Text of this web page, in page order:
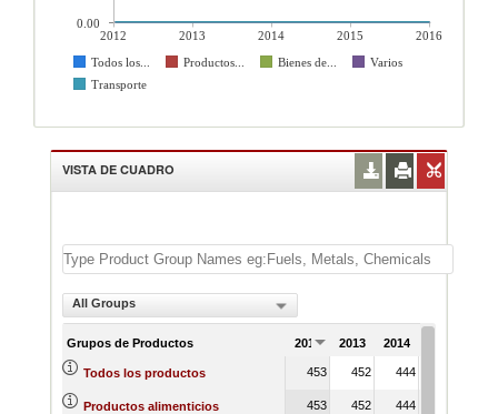
2012 2013 2014 2015
2016
Todos los...
Productos... Bienes de...
Varios
Transporte
0.00
VISTA DE CUADRO
All Groups
Grupos de Productos 2012 2013 2014
Todos los productos 453 452 444
Productos alimenticios 453 452 444